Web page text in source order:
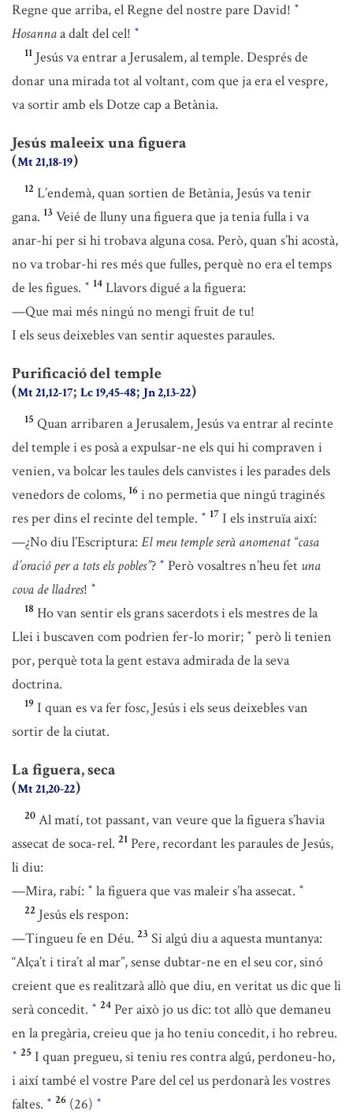
Regne que arriba, el Regne del nostre pare David! *
Hosannaa dalt del cel! *
11 Jesús va entrar a Jerusalem, al temple. Després de
donar una mirada tot al voltant, com que ja era el vespre,
va sortir amb els Dotze cap a Betània.
Jesús maleeix una figuera
(Mt 21,18-19)
12 L’endemà, quan sortien de Betània, Jesús va tenir
gana. 13 Veié de lluny una figuera que ja tenia fulla i va
anar-hi per si hi trobava alguna cosa. Però, quan s’hi acostà,
no va trobar-hi res més que fulles, perquè no era el temps
de les figues. * 14 Llavors digué a la figuera:
—Que mai més ningú no mengi fruit de tu!
I els seus deixebles van sentir aquestes paraules.
Purificació del temple
(Mt 21,12-17; Lc 19,45-48; Jn 2,13-22)
15 Quan arribaren a Jerusalem, Jesús va entrar al recinte
del temple i es posà a expulsar-ne els qui hi compraven i
venien, va bolcar les taules dels canvistes i les parades dels
venedors de coloms, 16 i no permetia que ningú traginés
res per dins el recinte del temple. * 17 I els instruïa així:
—¿No diu l’Escriptura: El meu temple serà anomenat “casa
d’oració per a tots els pobles”? * Però vosaltres n’heu fet una
cova de lladres! *
18 Ho van sentir els grans sacerdots i els mestres de la
Llei i buscaven com podrien fer-lo morir; * però li tenien
por, perquè tota la gent estava admirada de la seva
doctrina.
19 I quan es va fer fosc, Jesús i els seus deixebles van
sortir de la ciutat.
La figuera, seca
(Mt 21,20-22)
20 Al matí, tot passant, van veure que la figuera s’havia
assecat de soca-rel. 21 Pere, recordant les paraules de Jesús,
li diu:
—Mira, rabí: * la figuera que vas maleir s’ha assecat. *
22 Jesús els respon:
—Tingueu fe en Déu. 23 Si algú diu a aquesta muntanya:
“Alça’t i tira’t al mar”, sense dubtar-ne en el seu cor, sinó
creient que es realitzarà allò que diu, en veritat us dic que li
serà concedit. * 24 Per això jo us dic: tot allò que demaneu
en la pregària, creieu que ja ho teniu concedit, i ho rebreu.
* 25 I quan pregueu, si teniu res contra algú, perdoneu-ho,
i així també el vostre Pare del cel us perdonarà les vostres
faltes. * 26 (26) *